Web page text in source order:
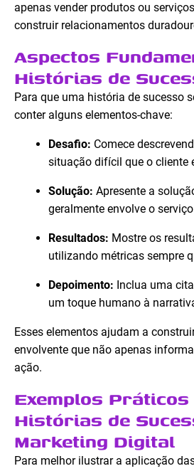
apenas vender produtos ou
construir relacionamentos
Aspectos
Histórias de
Para que uma história de sucesso
conter alguns elementos-chave:
Desafio: Comece
situação difícil que o cliente
Solução: Apresente a
geralmente envolve o
Resultados: Mostre os
utilizando métricas sempre
Depoimento: Inclua uma
um toque humano à
Esses elementos ajudam a
envolvente que não apenas
ação.
Exemplos Práticos
Histórias de
Marketing Digital
Para melhor ilustrar a aplicação